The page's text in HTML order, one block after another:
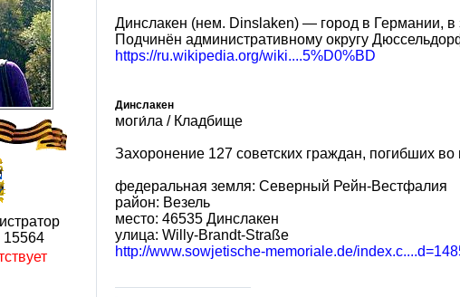
15564
Динслакен (нем. Dinslaken) — город в Германии,
Подчинён административному округу
https://ru.wikipedia.org/wiki....5%D0%BD
Динслакен
моги́ла / Кладбище
Захоронение 127 советских граждан, погибших
федеральная земля: Северный Рейн-Вестфалия
район: Везель
место: 46535 Динслакен
улица: Willy-Brandt-Straße
http://www.sowjetische-memoriale.de/